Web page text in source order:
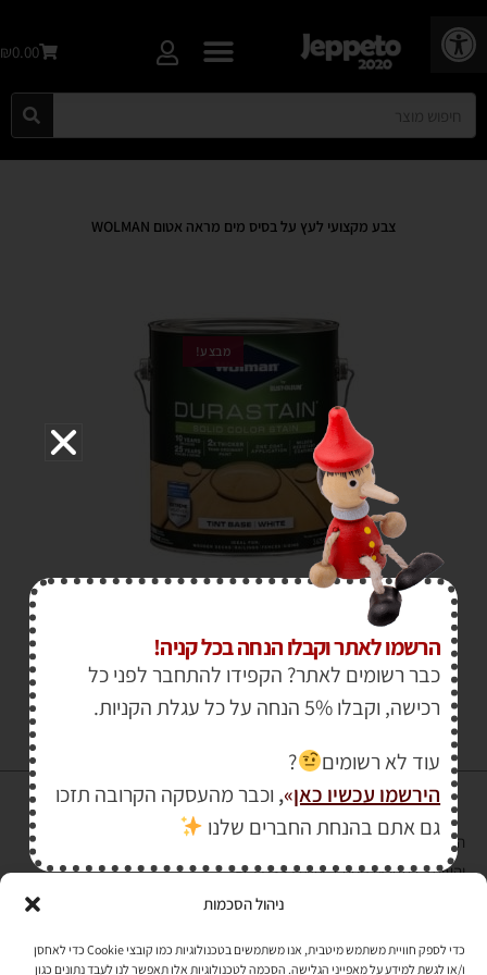
פתח סרגל נגישות
ניהול הסכמות
כדי לספק חוויית משתמש מיטבית, אנו משתמשים בטכנולוגיות כמו קובצי Cookie כדי לאחסן
ו/או לגשת למידע על מאפייני הגלישה. הסכמה לטכנולוגיות אלו תאפשר לנו לעבד נתונים כגון
₪0.00
צבע מקצועי לעץ על בסיס מים מראה אטום WOLMAN
מבצע!
והעומד בתקן אבטחה PCI DSS Level-1
לתקנון האתר»
הרשמו לאתר וקבלו הנחה בכל קניה!
כבר רשומים לאתר? הקפידו להתחבר לפני כל
רכישה, וקבלו 5% הנחה על כל עגלת הקניות.
עוד לא רשומים
?
הירשמו עכשיו כאן»
, וכבר מהעסקה הקרובה תזכו
גם אתם בהנחת החברים שלנו